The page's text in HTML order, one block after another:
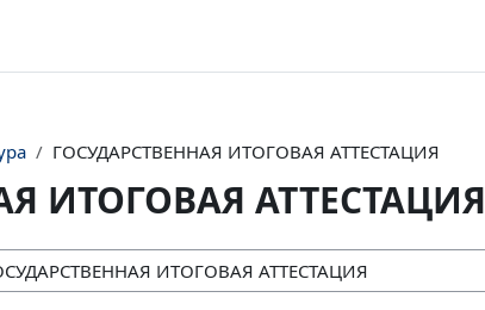
ГОСУДАРСТВЕННАЯ ИТОГОВАЯ АТТЕСТАЦИЯ
ИТОГОВАЯ АТТЕСТАЦИЯ